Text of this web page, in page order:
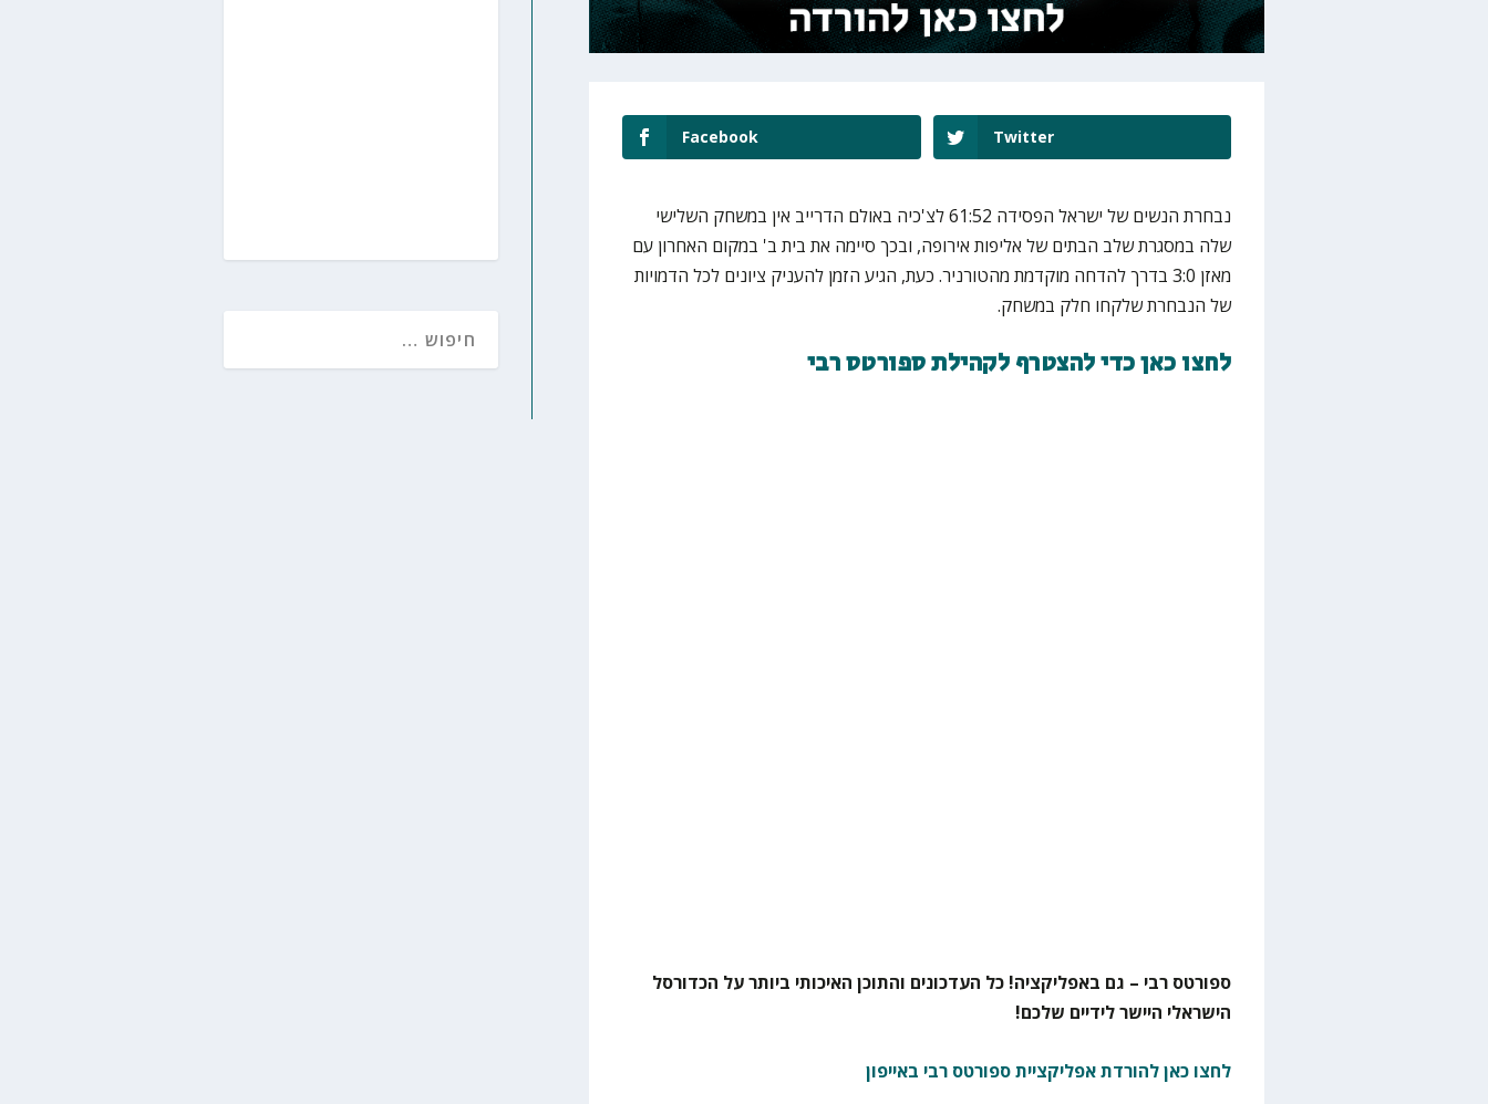
Facebook Twitter
נבחרת הנשים של ישראל הפסידה 61:52 לצ'כיה באולם הדרייב אין במשחק השלישי
שלה במסגרת שלב הבתים של אליפות אירופה, ובכך סיימה את בית ב' במקום האחרון עם
מאזן 3:0 בדרך להדחה מוקדמת מהטורניר. כעת, הגיע הזמן להעניק ציונים לכל הדמויות
של הנבחרת שלקחו חלק במשחק.
לחצו כאן כדי להצטרף לקהילת ספורטס רבי
ספורטס רבי – גם באפליקציה! כל העדכונים והתוכן האיכותי ביותר על הכדורסל
הישראלי היישר לידיים שלכם!
לחצו כאן להורדת אפליקציית ספורטס רבי באייפון